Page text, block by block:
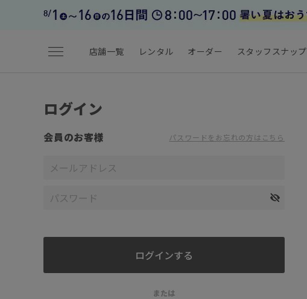
menu 店舗一覧 レンタル オーダー スタッフスナップ
ログイン
会員のお客様 パスワードをお忘れの方はこちら
または